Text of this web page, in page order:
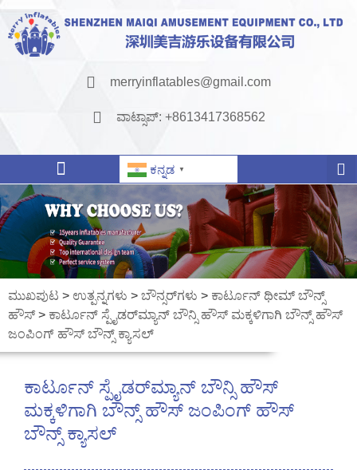
merryinflatables@gmail.com
ವಾಟ್ಸಾಪ್: +8613417368562
ಕನ್ನಡ ▼
ಮುಖಪುಟ > ಉತ್ಪನ್ನಗಳು > ಬೌನ್ಸರ್‌ಗಳು > ಕಾರ್ಟೂನ್ ಥೀಮ್ ಬೌನ್ಸ್
ಹೌಸ್> ಕಾರ್ಟೂನ್ ಸ್ಪೈಡರ್‌ಮ್ಯಾನ್ ಬೌನ್ಸಿ ಹೌಸ್ ಮಕ್ಕಳಿಗಾಗಿ ಬೌನ್ಸ್ ಹೌಸ್
ಜಂಪಿಂಗ್ ಹೌಸ್ ಬೌನ್ಸ್ ಕ್ಯಾಸಲ್
ಕಾರ್ಟೂನ್ ಸ್ಪೈಡರ್‌ಮ್ಯಾನ್ ಬೌನ್ಸಿ ಹೌಸ್
ಮಕ್ಕಳಿಗಾಗಿ ಬೌನ್ಸ್ ಹೌಸ್ ಜಂಪಿಂಗ್ ಹೌಸ್
ಬೌನ್ಸ್ ಕ್ಯಾಸಲ್